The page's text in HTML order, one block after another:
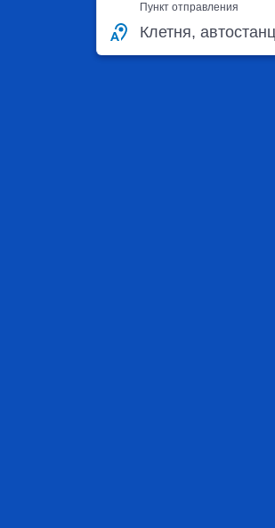
Пункт отправления